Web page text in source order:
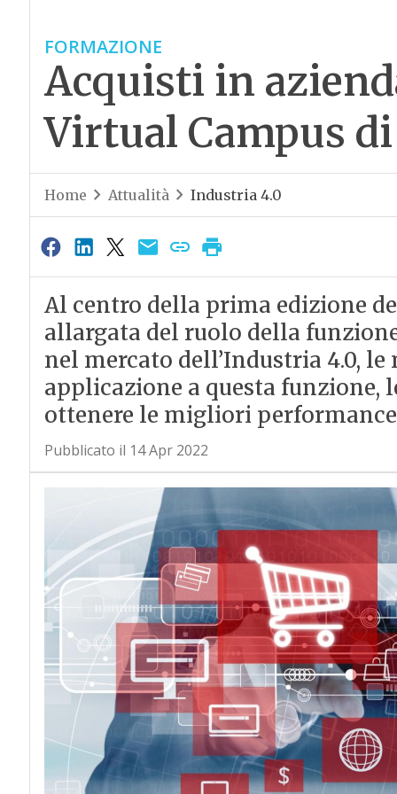
FORMAZIONE
Acquisti in
Virtual Campus di
Home Attualità Industria 4.0
Al centro della prima edizione
allargata del ruolo della
nel mercato dell’Industria 4.0,
applicazione a questa funzione,
ottenere le migliori
Pubblicato il 14 Apr 2022